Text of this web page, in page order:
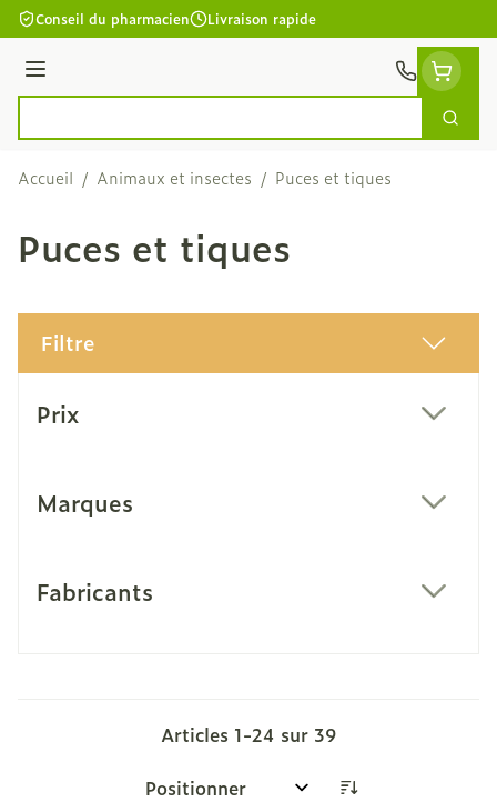
Aller au contenu
Conseil du pharmacien Livraison rapide
Menu
Accueil / Animaux et insectes / Puces et tiques
Puces et tiques
Filtre
Prix
Marques
Fabricants
Articles 1-24 sur 39
Trier par: